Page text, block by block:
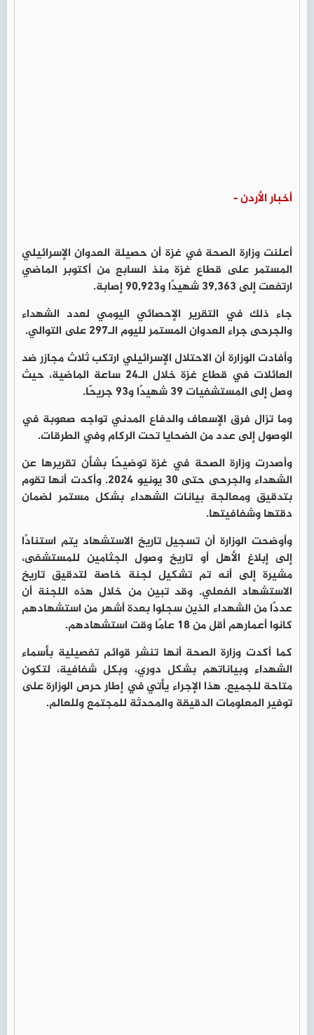
أخبار الأردن -
أعلنت وزارة الصحة في غزة أن حصيلة العدوان الإسرائيلي
المستمر على قطاع غزة منذ السابع من أكتوبر الماضي
ارتفعت إلى 39,363 شهيدًا و90,923 إصابة.
جاء ذلك في التقرير الإحصائي اليومي لعدد الشهداء
والجرحى جراء العدوان المستمر لليوم الـ297 على التوالي.
وأفادت الوزارة أن الاحتلال الإسرائيلي ارتكب ثلاث مجازر ضد
العائلات في قطاع غزة خلال الـ24 ساعة الماضية، حيث
وصل إلى المستشفيات 39 شهيدًا و93 جريحًا.
وما تزال فرق الإسعاف والدفاع المدني تواجه صعوبة في
الوصول إلى عدد من الضحايا تحت الركام وفي الطرقات.
وأصدرت وزارة الصحة في غزة توضيحًا بشأن تقريرها عن
الشهداء والجرحى حتى 30 يونيو 2024. وأكدت أنها تقوم
بتدقيق ومعالجة بيانات الشهداء بشكل مستمر لضمان
دقتها وشفافيتها.
وأوضحت الوزارة أن تسجيل تاريخ الاستشهاد يتم استنادًا
إلى إبلاغ الأهل أو تاريخ وصول الجثامين للمستشفى،
مشيرة إلى أنه تم تشكيل لجنة خاصة لتدقيق تاريخ
الاستشهاد الفعلي. وقد تبين من خلال هذه اللجنة أن
عددًا من الشهداء الذين سجلوا بعدة أشهر من استشهادهم
كانوا أعمارهم أقل من 18 عامًا وقت استشهادهم.
كما أكدت وزارة الصحة أنها تنشر قوائم تفصيلية بأسماء
الشهداء وبياناتهم بشكل دوري، وبكل شفافية، لتكون
متاحة للجميع. هذا الإجراء يأتي في إطار حرص الوزارة على
توفير المعلومات الدقيقة والمحدثة للمجتمع وللعالم.